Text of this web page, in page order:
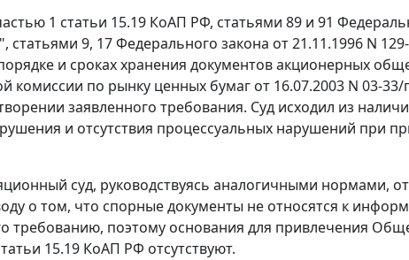
1 статьи 15.19 КоАП РФ, статьями 89 и 91
статьями 9, 17Федерального закона от 21.11.1996 N
и сроках хранения документов акционерных
комиссии по рынку ценных бумаг от 16.07.2003 N 03-
заявленного требования. Суд исходил из
и отсутствия процессуальных нарушений при
суд, руководствуясь аналогичными нормами,
о том, что спорные документы не относятся к
требованию, поэтому основания для привлечения
15.19 КоАП РФ отсутствуют.